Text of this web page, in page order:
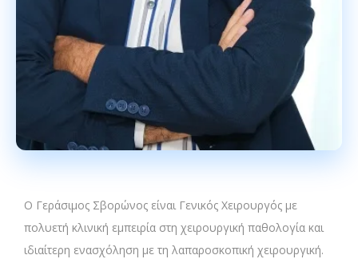
Ο Γεράσιμος Σβορώνος είναι Γενικός Χειρουργός με
πολυετή κλινική εμπειρία στη χειρουργική παθολογία και
ιδιαίτερη ενασχόληση με τη λαπαροσκοπική χειρουργική.